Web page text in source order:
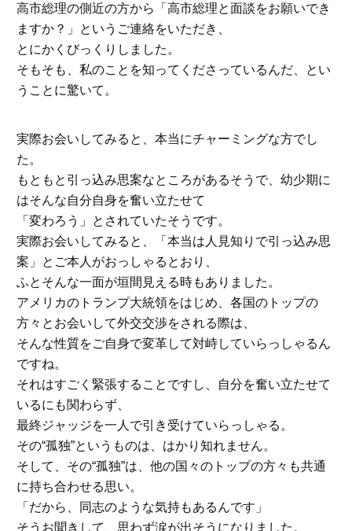
高市総理の側近の方から「高市総理と面談をお願いでき
ますか？」というご連絡をいただき、
とにかくびっくりしました。
そもそも、私のことを知ってくださっているんだ、とい
うことに驚いて。
実際お会いしてみると、本当にチャーミングな方でし
た。
もともと引っ込み思案なところがあるそうで、幼少期に
はそんな自分自身を奮い立たせて
「変わろう」とされていたそうです。
実際お会いしてみると、「本当は人見知りで引っ込み思
案」とご本人がおっしゃるとおり、
ふとそんな一面が垣間見える時もありました。
アメリカのトランプ大統領をはじめ、各国のトップの
方々とお会いして外交交渉をされる際は、
そんな性質をご自身で変革して対峙していらっしゃるん
ですね。
それはすごく緊張することですし、自分を奮い立たせて
いるにも関わらず、
最終ジャッジを一人で引き受けていらっしゃる。
その“孤独”というものは、はかり知れません。
そして、その“孤独”は、他の国々のトップの方々も共通
に持ち合わせる思い。
「だから、同志のような気持もあるんです」
そうお聞きして、思わず涙が出そうになりました。